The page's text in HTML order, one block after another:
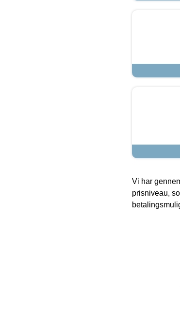
Vi har
prisniveau,